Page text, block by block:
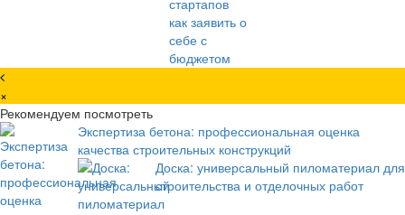
×
Рекомендуем посмотреть
Экспертиза бетона: профессиональная оценка
качества строительных конструкций
Доска: универсальный пиломатериал для
строительства и отделочных работ